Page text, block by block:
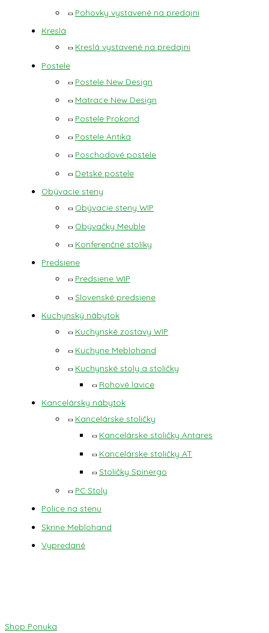
Pohovky vystavené na predajni
Kreslá
Kreslá vystavené na predajni
Postele
Postele New Design
Matrace New Design
Postele Prokond
Postele Antika
Poschodové postele
Detské postele
Obývacie steny
Obývacie steny WIP
Obývačky Meuble
Konferenčné stolíky
Predsiene
Predsiene WIP
Slovenské predsiene
Kuchynský nábytok
Kuchynské zostavy WIP
Kuchyne Meblohand
Kuchynské stoly a stoličky
Rohové lavice
Kancelársky nábytok
Kancelárske stoličky
Kancelárske stoličky Antares
Kancelárske stoličky AT
Stoličky Spinergo
PC Stoly
Police na stenu
Skrine Meblohand
Vypredané
Shop Ponuka